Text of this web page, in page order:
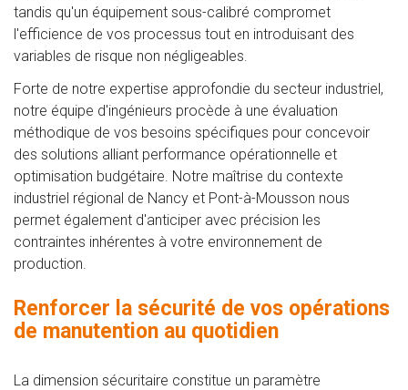
tandis qu'un équipement sous-calibré compromet
l'efficience de vos processus tout en introduisant des
variables de risque non négligeables.
Forte de notre expertise approfondie du secteur industriel,
notre équipe d'ingénieurs procède à une évaluation
méthodique de vos besoins spécifiques pour concevoir
des solutions alliant performance opérationnelle et
optimisation budgétaire. Notre maîtrise du contexte
industriel régional de Nancy et Pont-à-Mousson nous
permet également d'anticiper avec précision les
contraintes inhérentes à votre environnement de
production.
Renforcer la sécurité de vos opérations
de manutention au quotidien
La dimension sécuritaire constitue un paramètre